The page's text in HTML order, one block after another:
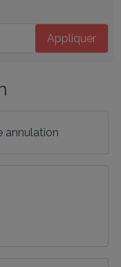
Appliquer
annulation